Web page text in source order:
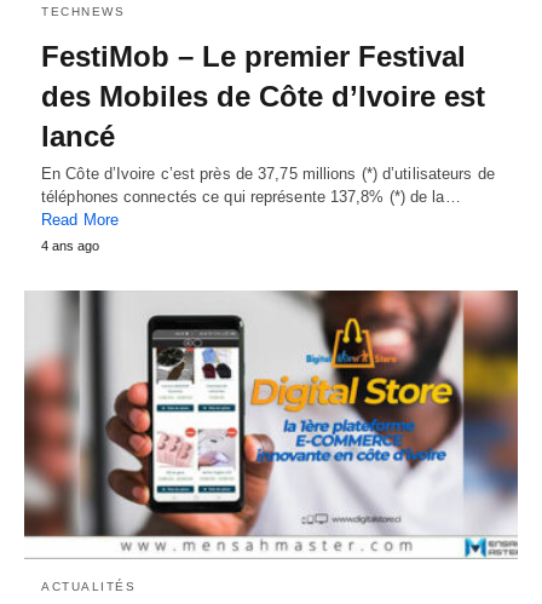
TECHNEWS
FestiMob – Le premier Festival
des Mobiles de Côte d’Ivoire est
lancé
En Côte d’Ivoire c’est près de 37,75 millions (*) d’utilisateurs de
téléphones connectés ce qui représente 137,8% (*) de la…
Read More
4 ans ago
ACTUALITÉS